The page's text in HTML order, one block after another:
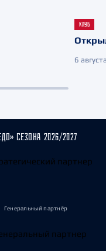
КЛУБ
6
СЕЗОНА 2026/2027
Генеральный партнёр